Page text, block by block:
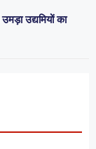
उद्यमियों का